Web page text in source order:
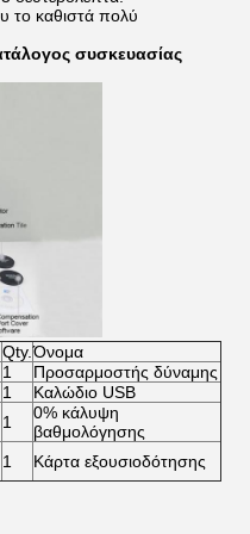
το καθιστά πολύ
συσκευασίας
Qty. Όνομα
1
Προσαρμοστής δύναμης
1
Καλώδιο USB
1
0% κάλυψη
βαθμολόγησης
1 Κάρτα εξουσιοδότησης